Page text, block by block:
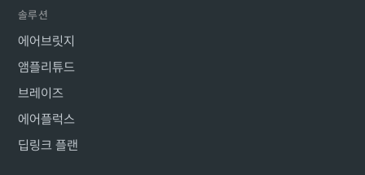
솔루션
에어브릿지
앰플리튜드
브레이즈
에어플럭스
딥링크 플랜